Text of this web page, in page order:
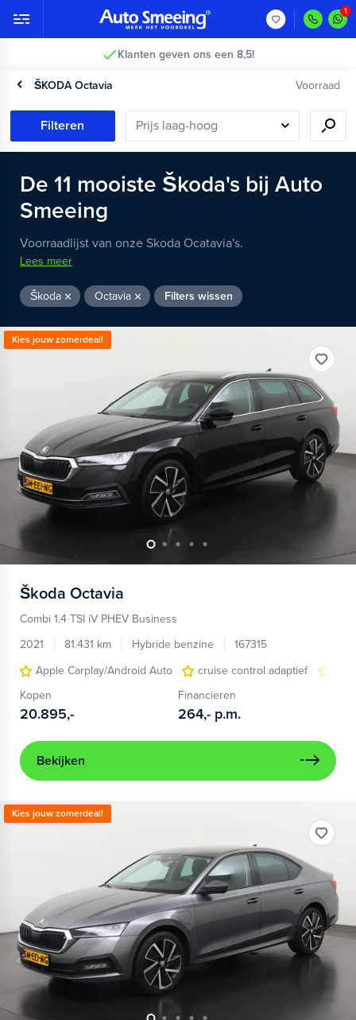
Klanten geven ons een 8,5!
ŠKODA Octavia Voorraad
Filteren
De 11 mooiste Škoda's bij Auto
Smeeing
Voorraadlijst van onze Skoda Ocatavia's.
Lees meer
Škoda Octavia Filters wissen
Kies jouw zomerdeal!
Škoda Octavia
Combi 1.4 TSI iV PHEV Business
2021
81.431 km Hybride benzine
167315
Apple Carplay/Android Auto
cruise control adaptief
Kopen
20.895,-
Financieren
264,- p.m.
Bekijken
Kies jouw zomerdeal!